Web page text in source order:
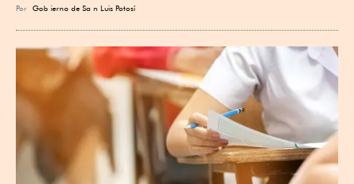
Por Gob ierno de Sa n Luis Potosí